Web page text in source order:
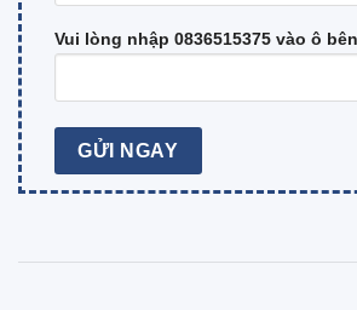
Vui lòng nhập 0836515375 vào ô